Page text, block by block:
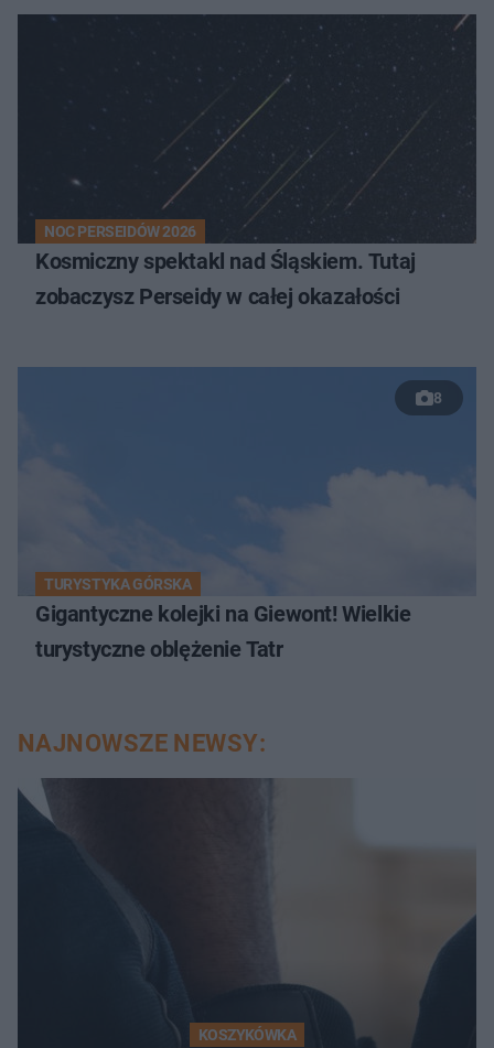
NOC PERSEIDÓW 2026
Kosmiczny spektakl nad Śląskiem. Tutaj
zobaczysz Perseidy w całej okazałości
8
TURYSTYKA GÓRSKA
Gigantyczne kolejki na Giewont! Wielkie
turystyczne oblężenie Tatr
NAJNOWSZE NEWSY:
KOSZYKÓWKA